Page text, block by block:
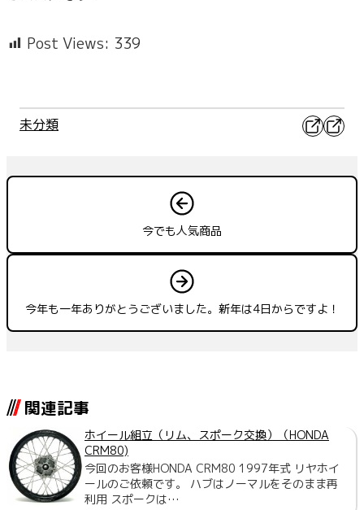
Post Views: 339
未分類 X
今でも人気商品
今年も一年ありがとうございました。新年は4日からですよ！
関連記事
ホイール組立（リム、スポーク交換）（HONDA
CRM80)
今回のお客様HONDA CRM80 1997年式 リヤホイ
ールのご依頼です。 ハブはノーマルをそのまま再
利用 スポークは…